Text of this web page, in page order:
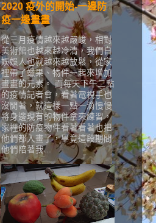
2020 疫外的開始-一邊防
疫一邊畫畫
從三月疫情越來越嚴峻，相對
美術館也越來越冷清，我們自
娛娛人也就越來越放鬆，從家
裡帶了蠟果、物件一起來增加
畫畫的元素。 而每天下午二點
的疫情記者會，看著電視手也
沒閒著，就這樣一點一滴慢慢
將身邊現有的物件拿來練習，
家裡的防疫物件看著看著也把
他們都入畫了，畢竟這段期間
他們陪著我...